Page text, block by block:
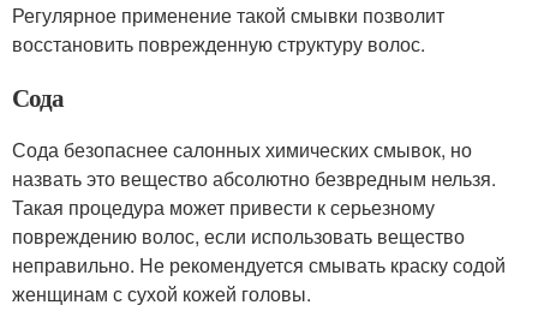
Регулярное применение такой смывки позволит
восстановить поврежденную структуру волос.
Сода
Сода безопаснее салонных химических смывок, но
назвать это вещество абсолютно безвредным нельзя.
Такая процедура может привести к серьезному
повреждению волос, если использовать вещество
неправильно. Не рекомендуется смывать краску содой
женщинам с сухой кожей головы.